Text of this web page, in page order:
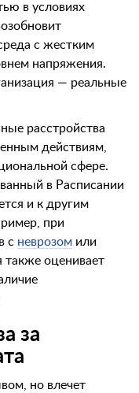
в условиях
с жестким
напряжения.
— реальные
расстройства
действиям,
сфере.
в Расписании
и к другим
при
с неврозом или
также оценивает
за
но влечет